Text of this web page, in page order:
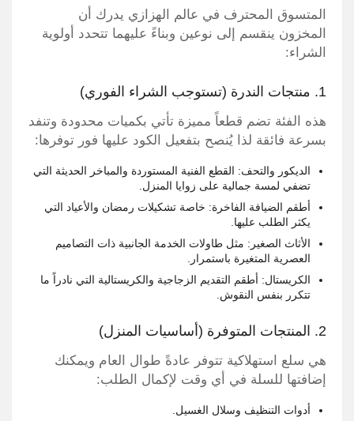
المتسوق المحترف في عالم الهزازي يدرك أن
المخزون ينقسم إلى نوعين وبناءً عليهما تتحدد أولوية
الشراء:
1. منتجات الندرة (تستوجب الشراء الفوري)
هذه الفئة تضم قطعاً مميزة تأتي بكميات محدودة وتنفد
بسرعة فائقة لذا يُنصح بتفعيل الكود عليها فور توفرها:
الديكور والتحف: القطع الفنية المستوردة والمباخر الحديثة التي
تضفي لمسة جمالية على زوايا المنزل.
أطقم الضيافة الفاخرة: خاصة تشكيلات رمضان والأعياد التي
يكثر الطلب عليها.
الأثاث الصغير: مثل طاولات الخدمة الجانبية ذات التصاميم
العصرية المتغيرة باستمرار.
الكريستال: أطقم التقديم الزجاجية والكريستالية التي نادراً ما
تتكرر بنفس النقوش.
2. المنتجات المتوفرة (أساسيات المنزل)
هي سلع استهلاكية تتوفر عادةً طوال العام ويمكنك
إضافتها للسلة في أي وقت لإكمال الطلب:
أدوات التنظيف وسلال الغسيل.